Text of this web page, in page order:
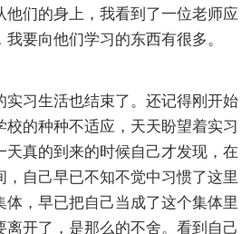
他们的身上，我看到了一位老师应
要向他们学习的东西有很多。
实习生活也结束了。还记得刚开始
校的种种不适应，天天盼望着实习
天真的到来的时候自己才发现，在
，自己早已不知不觉中习惯了这里
体，早已把自己当成了这个集体里
离开了，是那么的不舍。看到自己